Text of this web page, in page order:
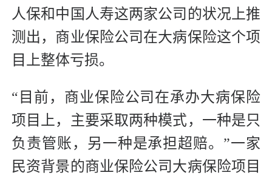
人保和中国人寿这两家公司的状况上推
测出，商业保险公司在大病保险这个项
目上整体亏损。
“目前，商业保险公司在承办大病保险
项目上，主要采取两种模式，一种是只
负责管账，另一种是承担超赔。”一家
民资背景的商业保险公司大病保险项目